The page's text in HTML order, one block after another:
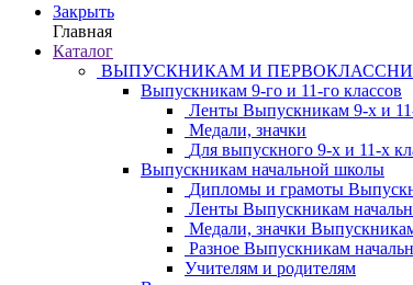
Закрыть
Главная
Каталог
ВЫПУСКНИКАМ И
Выпускникам 9-го и 11-го классов
Ленты Выпускникам 9-х и
Медали, значки
Для выпускного 9-х и 11-х
Выпускникам начальной школы
Дипломы и грамоты
Ленты Выпускникам
Медали, значки
Разное Выпускникам
Учителям и родителям